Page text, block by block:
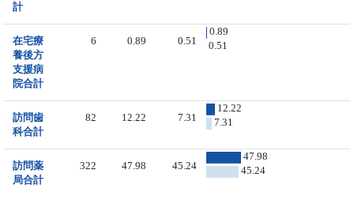
計
在宅療
養後方
支援病
院合計
6 0.89 0.51
0.89
0.51
訪問歯
科合計
82 12.22 7.31
12.22
7.31
訪問薬
局合計
322 47.98 45.24
47.98
45.24